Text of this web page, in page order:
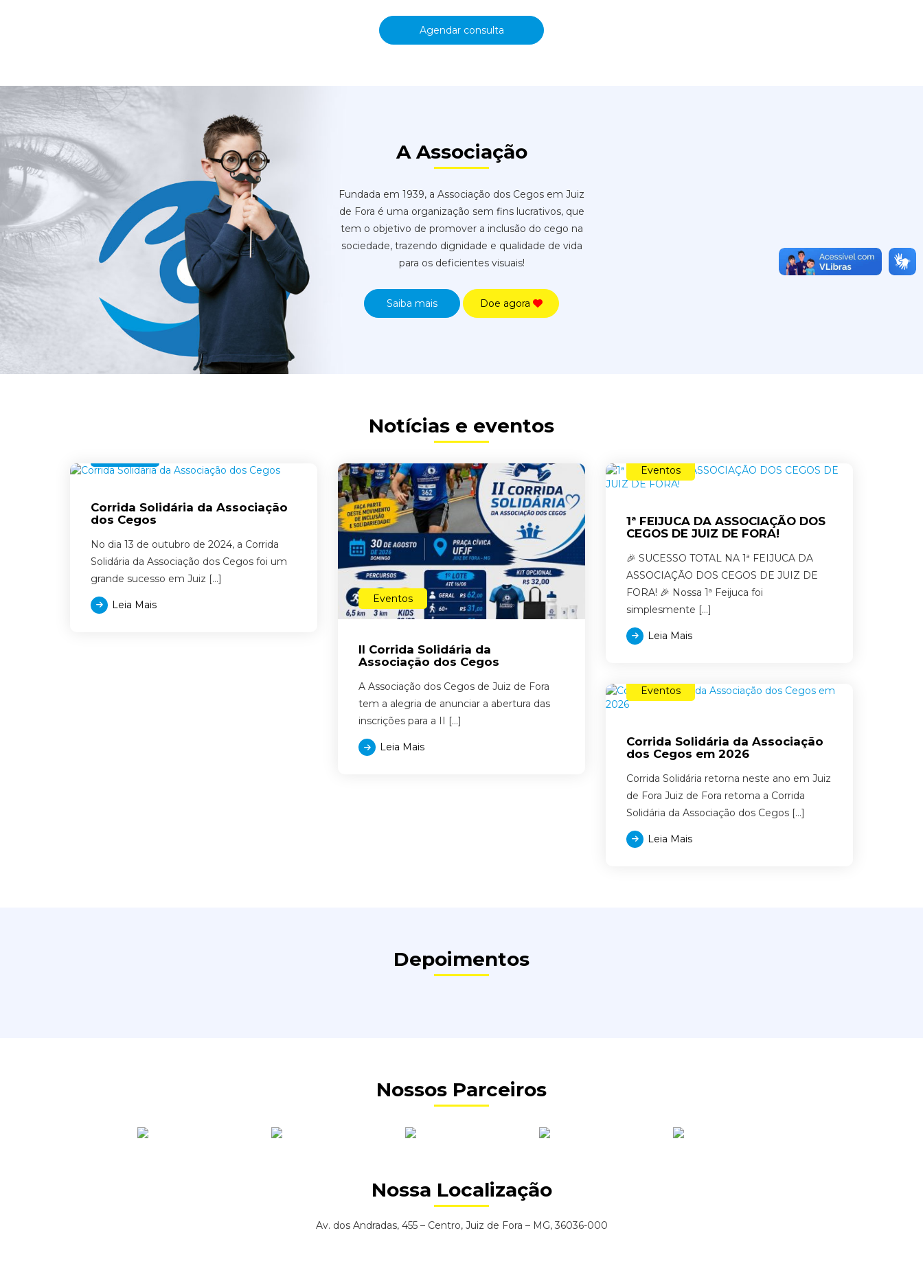
Agendar consulta
A Associação
Fundada em 1939, a Associação dos Cegos em Juiz
de Fora é uma organização sem fins lucrativos, que
tem o objetivo de promover a inclusão do cego na
sociedade, trazendo dignidade e qualidade de vida
para os deficientes visuais!
Saiba mais Doe agora
Notícias e eventos
Corrida Solidária da Associação
dos Cegos
No dia 13 de outubro de 2024, a Corrida
Solidária da Associação dos Cegos foi um
grande sucesso em Juiz […]
Leia Mais Eventos
II Corrida Solidária da
Associação dos Cegos
A Associação dos Cegos de Juiz de Fora
tem a alegria de anunciar a abertura das
inscrições para a II […]
Leia Mais
Eventos
1ª FEIJUCA DA ASSOCIAÇÃO DOS
CEGOS DE JUIZ DE FORA!
🎉 SUCESSO TOTAL NA 1ª FEIJUCA DA
ASSOCIAÇÃO DOS CEGOS DE JUIZ DE
FORA! 🎉 Nossa 1ª Feijuca foi
simplesmente […]
Leia Mais
Eventos
Corrida Solidária da Associação
dos Cegos em 2026
Corrida Solidária retorna neste ano em Juiz
de Fora Juiz de Fora retoma a Corrida
Solidária da Associação dos Cegos […]
Leia Mais
Depoimentos
Nossos Parceiros
Nossa Localização
Av. dos Andradas, 455 – Centro, Juiz de Fora – MG, 36036-000